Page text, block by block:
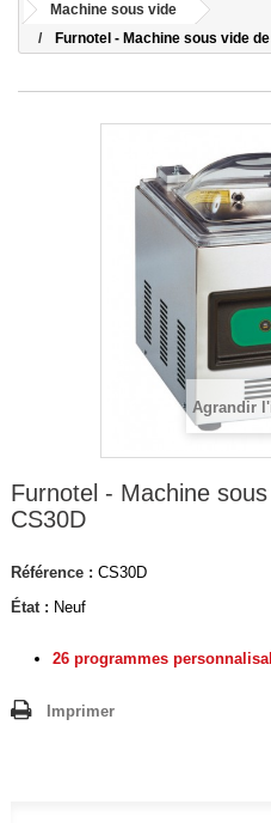
Machine sous vide
Furnotel - Machine sous vide
Agrandir
Furnotel - Machine
CS30D
Référence : CS30D
État : Neuf
26 programmes
Imprimer